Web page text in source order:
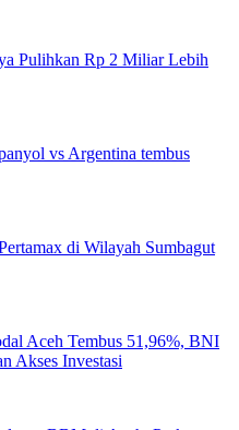
Pulihkan Rp 2 Miliar Lebih
vs Argentina tembus
di Wilayah Sumbagut
Aceh Tembus 51,96%, BNI
Akses Investasi